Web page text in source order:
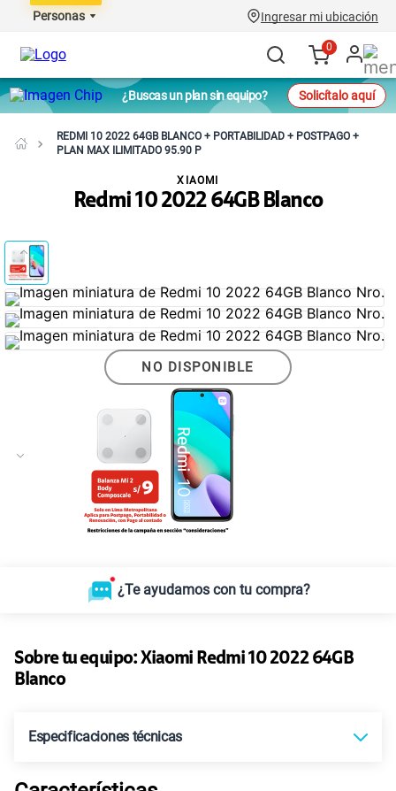
Personas Ingresar mi ubicación
0